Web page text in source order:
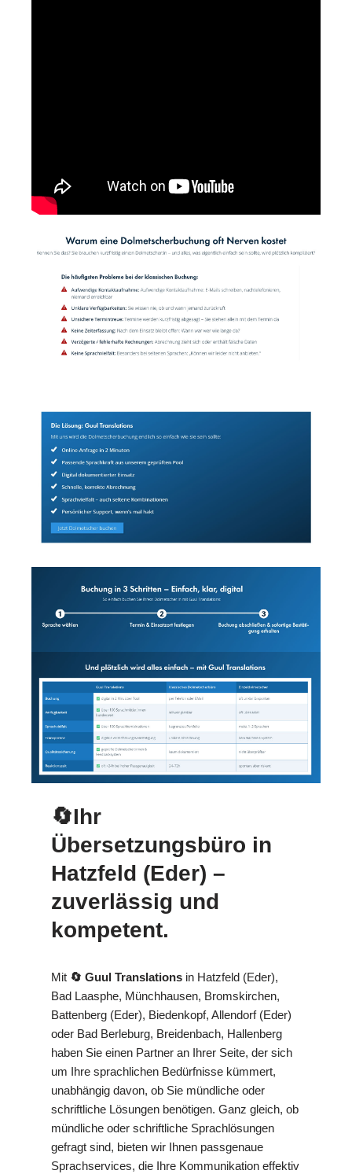
🔄Ihr
Übersetzungsbüro in
Hatzfeld (Eder) –
zuverlässig und
kompetent.
Mit 🔄 Guul Translations in Hatzfeld (Eder),
Bad Laasphe, Münchhausen, Bromskirchen,
Battenberg (Eder), Biedenkopf, Allendorf (Eder)
oder Bad Berleburg, Breidenbach, Hallenberg
haben Sie einen Partner an Ihrer Seite, der sich
um Ihre sprachlichen Bedürfnisse kümmert,
unabhängig davon, ob Sie mündliche oder
schriftliche Lösungen benötigen. Ganz gleich, ob
mündliche oder schriftliche Sprachlösungen
gefragt sind, bieten wir Ihnen passgenaue
Sprachservices, die Ihre Kommunikation effektiv